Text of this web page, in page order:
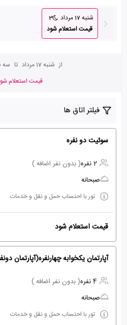
شنبه 17 مرداد
3
قیمت استعلام شود
از شنبه 17 مرداد تا سه
قیمت استعلام
فیلتر اتاق ها
سوئیت دو نفره
2 نفره
( بدون نفر اضافه )
صبحانه
تور با احتساب حمل و نقل و خدمات
قیمت استعلام شود
آپارتمان یکخوابه چهارنفره(آپارتمان
4 نفره
( بدون نفر اضافه )
صبحانه
تور با احتساب حمل و نقل و خدمات